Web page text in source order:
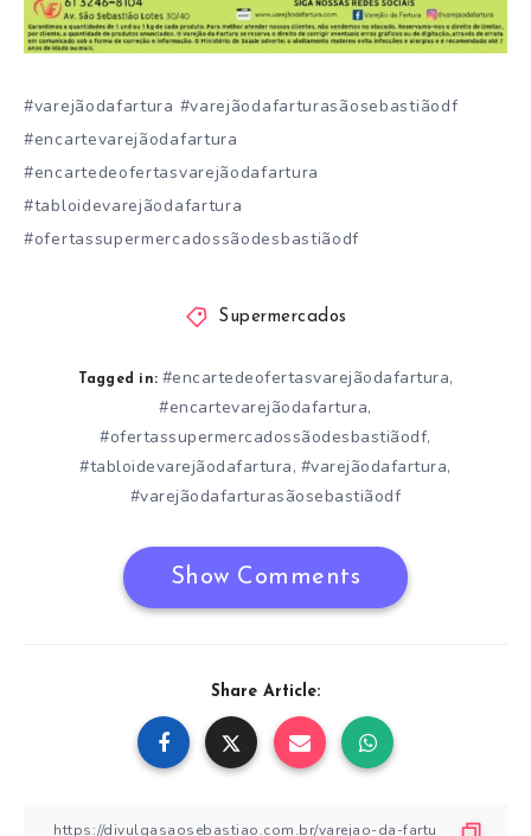
#varejãodafartura #varejãodafarturasãosebastiãodf
#encartevarejãodafartura
#encartedeofertasvarejãodafartura
#tabloidevarejãodafartura
#ofertassupermercadossãodesbastiãodf
Supermercados
Tagged in: #encartedeofertasvarejãodafartura,
#encartevarejãodafartura,
#ofertassupermercadossãodesbastiãodf,
#tabloidevarejãodafartura, #varejãodafartura,
#varejãodafarturasãosebastiãodf
Show Comments
Share Article: